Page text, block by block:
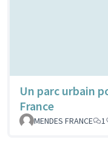
Un parc urbain
France
MENDES FRANCE 1